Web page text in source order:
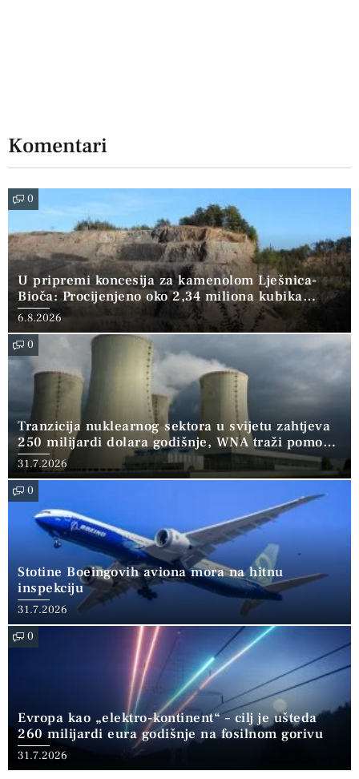
Komentari
0
U pripremi koncesija za kamenolom Lješnica-
Bioča: Procijenjeno oko 2,34 miliona kubika
kamena
6.8.2026
0
Tranzicija nuklearnog sektora u svijetu zahtjeva
250 milijardi dolara godišnje, WNA traži pomoć
banaka
31.7.2026
0
Stotine Boeingovih aviona mora na hitnu
inspekciju
31.7.2026
0
Evropa kao „elektro-kontinent“ – cilj je ušteda
260 milijardi eura godišnje na fosilnom gorivu
31.7.2026